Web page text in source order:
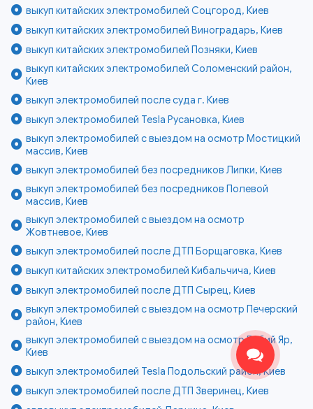
выкуп китайских электромобилей Соцгород, Киев
выкуп китайских электромобилей Виноградарь, Киев
выкуп китайских электромобилей Позняки, Киев
выкуп китайских электромобилей Соломенский район,
Киев
выкуп электромобилей после суда г. Киев
выкуп электромобилей Tesla Русановка, Киев
выкуп электромобилей с выездом на осмотр Мостицкий
массив, Киев
выкуп электромобилей без посредников Липки, Киев
выкуп электромобилей без посредников Полевой
массив, Киев
выкуп электромобилей с выездом на осмотр
Жовтневое, Киев
выкуп электромобилей после ДТП Борщаговка, Киев
выкуп китайских электромобилей Кибальчича, Киев
выкуп электромобилей после ДТП Сырец, Киев
выкуп электромобилей с выездом на осмотр Печерский
район, Киев
выкуп электромобилей с выездом на осмотр Бабий Яр,
Киев
выкуп электромобилей Tesla Подольский район, Киев
выкуп электромобилей после ДТП Зверинец, Киев